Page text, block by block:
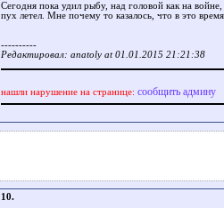
Сегодня пока удил рыбу, над головой как на
пух летел. Мне почему то казалось, что в это
----------
Редактировал: anatoly at 01.01.2015 21:21:38
нашли нарушение на странице: сообщить админу
10.